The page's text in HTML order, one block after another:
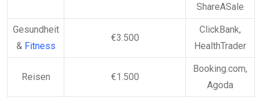
ShareASale
Gesundheit
& Fitness
€3.500
ClickBank,
HealthTrader
Reisen €1.500
Booking.com,
Agoda